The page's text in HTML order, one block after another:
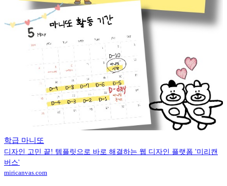
학급 마니또
디자인 고민 끝! 템플릿으로 바로 해결하는 웹 디자인 플랫폼 '미리캔
버스'
miricanvas.com